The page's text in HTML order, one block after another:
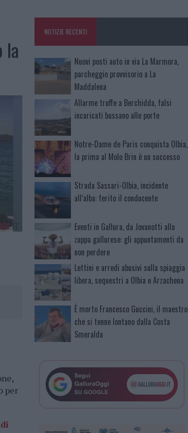
la
per
NOTIZIE RECENTI
Nuovi posti auto in via La Marmora,
parcheggio provvisorio a La
Maddalena
Allarme truffe a Berchidda, falsi
incaricati bussano alle porte
Notre-Dame de Paris conquista Olbia,
la prima al Molo Brin è un successo
Strada Sassari-Olbia, incidente
all’alba: ferito il conducente
Eventi in Gallura, da Jovanotti alla
zuppa gallurese: gli appuntamenti da
non perdere
Lettini e arredi abusivi sulla spiaggia
libera, sequestri a Olbia e Arzachena
È morto Francesco Guccini, il maestro
che si tenne lontano dalla Costa
Smeralda